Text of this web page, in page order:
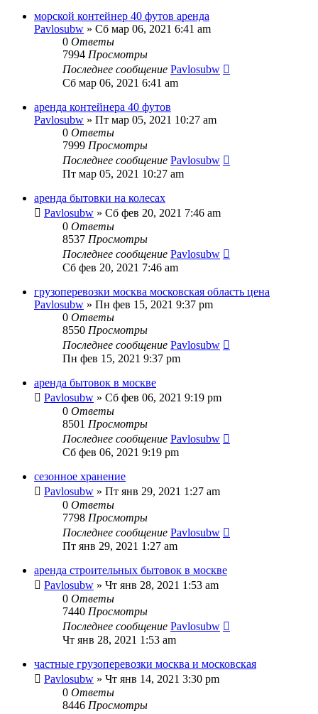
морской контейнер 40 футов аренда
Pavlosubw » Сб мар 06, 2021 6:41 am
0 Ответы
7994 Просмотры
Последнее сообщение Pavlosubw
Сб мар 06, 2021 6:41 am
аренда контейнера 40 футов
Pavlosubw » Пт мар 05, 2021 10:27 am
0 Ответы
7999 Просмотры
Последнее сообщение Pavlosubw
Пт мар 05, 2021 10:27 am
аренда бытовки на колесах
Pavlosubw » Сб фев 20, 2021 7:46 am
0 Ответы
8537 Просмотры
Последнее сообщение Pavlosubw
Сб фев 20, 2021 7:46 am
грузоперевозки москва московская область цена
Pavlosubw » Пн фев 15, 2021 9:37 pm
0 Ответы
8550 Просмотры
Последнее сообщение Pavlosubw
Пн фев 15, 2021 9:37 pm
аренда бытовок в москве
Pavlosubw » Сб фев 06, 2021 9:19 pm
0 Ответы
8501 Просмотры
Последнее сообщение Pavlosubw
Сб фев 06, 2021 9:19 pm
сезонное хранение
Pavlosubw » Пт янв 29, 2021 1:27 am
0 Ответы
7798 Просмотры
Последнее сообщение Pavlosubw
Пт янв 29, 2021 1:27 am
аренда строительных бытовок в москве
Pavlosubw » Чт янв 28, 2021 1:53 am
0 Ответы
7440 Просмотры
Последнее сообщение Pavlosubw
Чт янв 28, 2021 1:53 am
частные грузоперевозки москва и московская
Pavlosubw » Чт янв 14, 2021 3:30 pm
0 Ответы
8446 Просмотры